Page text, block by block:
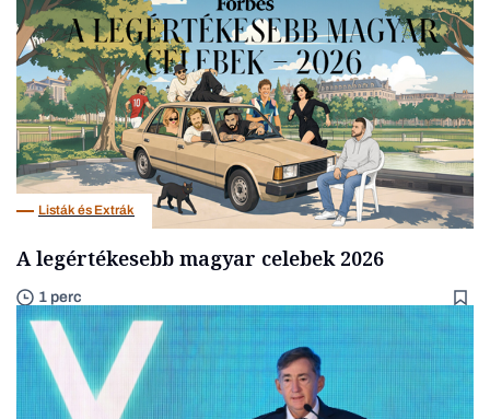
Listák és Extrák
A legértékesebb magyar celebek 2026
1 perc